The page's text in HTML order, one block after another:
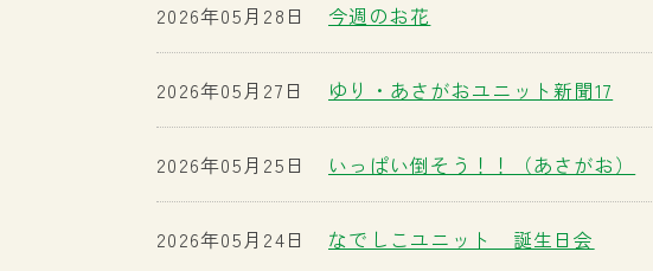
今週のお花
2026年05月28日
ゆり・あさがおユニット新聞17
2026年05月27日
いっぱい倒そう！！（あさがお）
2026年05月25日
なでしこユニット 誕生日会
2026年05月24日